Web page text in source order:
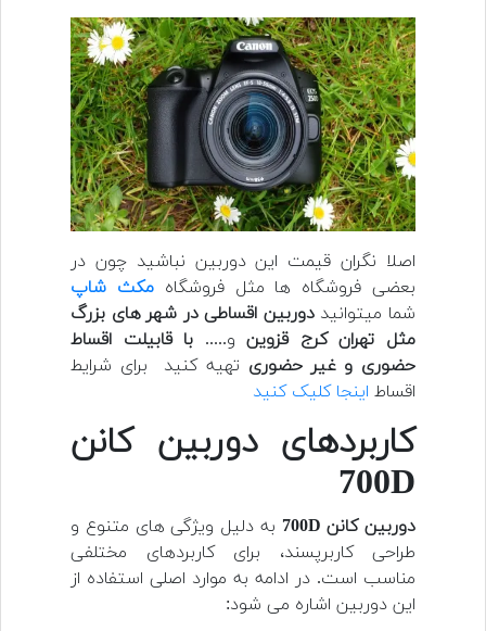
اصلا نگران قیمت این دوربین نباشید چون در
بعضی فروشگاه ها مثل فروشگاهمکث شاپ
شما میتوانیددوربین اقساطی در شهر های بزرگ
مثل تهران کرج قزوینو..... با قابیلت اقساط
حضوری و غیر حضوری تهیه کنید برای شرایط
اقساط اینجا کلیک کنید
کاربردهای دوربین کانن
700D
دوربین کانن 700D
به دلیل ویژگی های متنوع و
طراحی کاربرپسند، برای کاربردهای مختلفی
مناسب است. در ادامه به موارد اصلی استفاده از
این دوربین اشاره می شود: